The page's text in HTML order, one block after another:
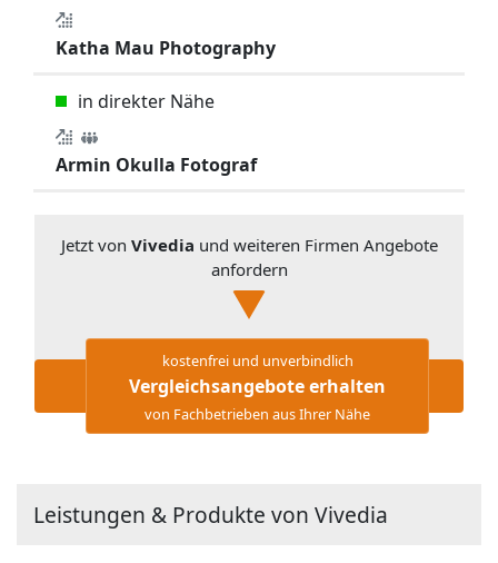
Katha Mau Photography
in direkter Nähe
Armin Okulla Fotograf
Jetzt von Vivedia und weiteren Firmen Angebote
anfordern
kostenfrei und unverbindlich
Vergleichsangebote erhalten
von Fachbetrieben aus Ihrer Nähe
Leistungen & Produkte von Vivedia